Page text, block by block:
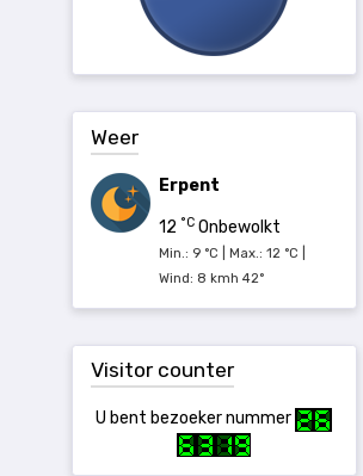
Weer
Erpent
12 °COnbewolkt
Min.: 9 °C | Max.: 12 °C |
Wind: 8 kmh 42°
Visitor counter
U bent bezoeker nummer